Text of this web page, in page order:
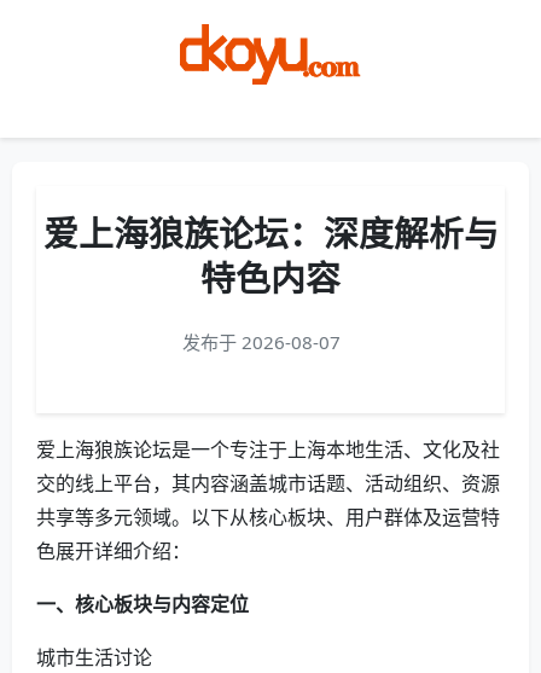
爱上海狼族论坛：深度解析与
特色内容
发布于 2026-08-07
爱上海狼族论坛是一个专注于上海本地生活、文化及社
交的线上平台，其内容涵盖城市话题、活动组织、资源
共享等多元领域。以下从核心板块、用户群体及运营特
色展开详细介绍：
一、核心板块与内容定位
城市生活讨论‌